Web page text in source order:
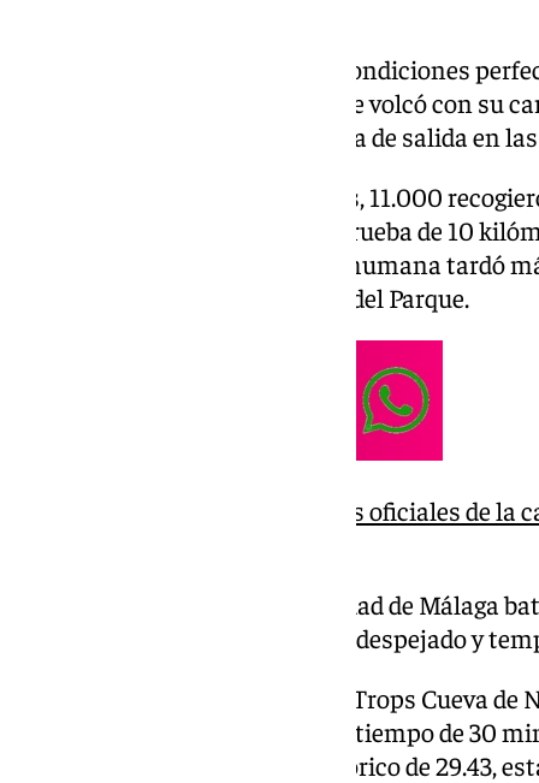
El domingo amaneció con las condiciones
grados y apenas brisa. Málaga se volcó con su
7.500 personas cruzaron la línea de salida en
De los 16.000 inscritos iniciales, 11.000
tomaron la salida: 5.022 en la prueba de 10
de 4,3 kilómetros. La serpiente humana tardó
completamente desde el Paseo del Parque.
Consulta las clasificaciones oficiales de la
La 45ª Carrera Urbana Ciudad de Málaga
participantes bajo un cielo despejado y
El almeriense Nabil Sebbar, del Trops Cueva
con una victoria aplastante. Su tiempo de 30
punto de superar el récord histórico de 29.43,